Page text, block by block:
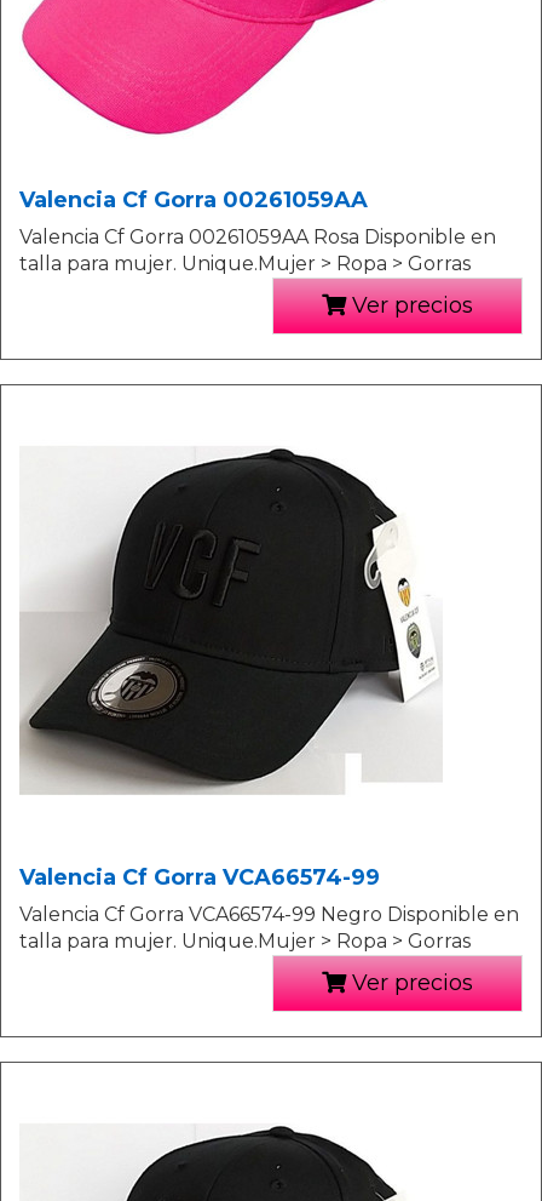
Valencia Cf Gorra 00261059AA
Valencia Cf Gorra 00261059AA Rosa Disponible en
talla para mujer. Unique.Mujer > Ropa > Gorras
Ver precios
Valencia Cf Gorra VCA66574-99
Valencia Cf Gorra VCA66574-99 Negro Disponible en
talla para mujer. Unique.Mujer > Ropa > Gorras
Ver precios